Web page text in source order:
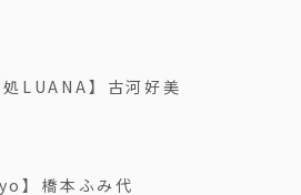
LUANA】古河好美
】橋本ふみ代